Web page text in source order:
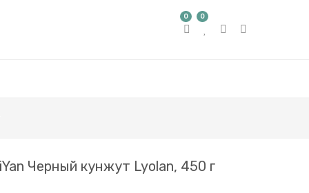
0 0
Черный кунжут Lyolan, 450 г